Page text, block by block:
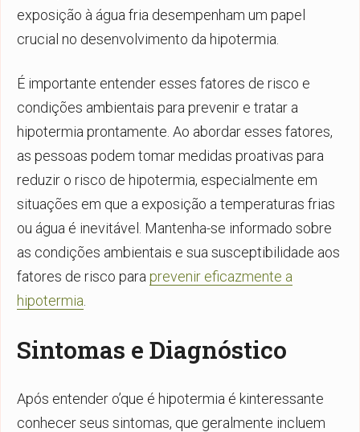
exposição à água fria desempenham um papel
crucial no desenvolvimento da hipotermia.
É importante entender esses fatores de risco e
condições ambientais para prevenir e tratar a
hipotermia prontamente. Ao abordar esses fatores,
as pessoas podem tomar medidas proativas para
reduzir o risco de hipotermia, especialmente em
situações em que a exposição a temperaturas frias
ou água é inevitável. Mantenha-se informado sobre
as condições ambientais e sua susceptibilidade aos
fatores de risco para prevenir eficazmente a
hipotermia
Sintomas e Diagnóstico
Após entender o’que é hipotermia é kinteressante
conhecer seus sintomas, que geralmente incluem